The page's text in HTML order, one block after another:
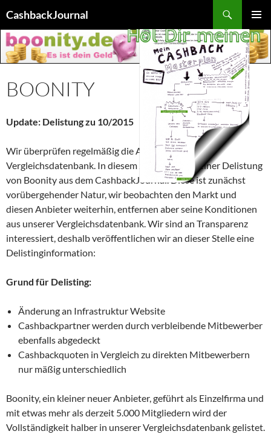
Inhalt
springen
CashbackJournal
MENÜ
BOONITY
Update: Delistung zu 10/2015
Wir überprüfen regelmäßig die Aktualität unserer
Vergleichsdatenbank. In diesem Zug kam es zu einer Delistung
von Boonity aus dem CashbackJournal. Diese ist zunächst
vorübergehender Natur, wir beobachten den Markt und
diesen Anbieter weiterhin, entfernen aber seine Konditionen
aus unserer Vergleichsdatenbank. Wir sind an Transparenz
interessiert, deshalb veröffentlichen wir an dieser Stelle eine
Delistinginformation:
Grund für Delisting:
Änderung an Infrastruktur Website
Cashbackpartner werden durch verbleibende Mitbewerber
ebenfalls abgedeckt
Cashbackquoten in Vergleich zu direkten Mitbewerbern
nur mäßig unterschiedlich
Boonity, ein kleiner neuer Anbieter, geführt als Einzelfirma und
mit etwas mehr als derzeit 5.000 Mitgliedern wird der
Vollständigkeit halber in unserer Vergleichsdatenbank gelistet.